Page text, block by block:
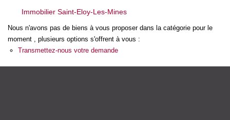
Nos Actualités
CONTACT
Immobilier Saint-Eloy-Les-Mines
Nous n'avons pas de biens à vous proposer dans la catégorie pour le
moment , plusieurs options s'offrent à vous :
Transmettez-nous votre demande